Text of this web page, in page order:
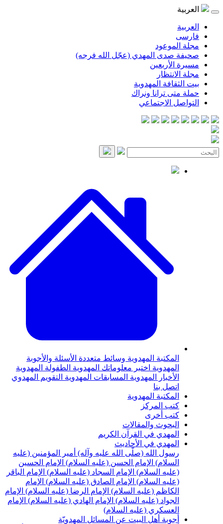
المهدي (عجّل الله فرجه)
المهدوية
ترانا ونراك
الاجتماعي
المهدويةوسائط متعددةالأسئلة والأجوبة
اختبر معلوماتك المهدويةالطفولة المهدوية
المهدويةالمسابقات المهدويةالتقويم المهدوي
المهدوية
والمقالات
في القرآن الكريم
في الأحاديث
الله (صلّى الله عليه وآله) أمير المؤمنين (عليه
الإمام الحسن (عليه السلام) الإمام الحسين
الإمام السجاد (عليه السلام) الإمام الباقر
الإمام الصادق (عليه السلام) الإمام
(عليه السلام) الإمام الرضا (عليه السلام) الإمام
(عليه السلام) الإمام الهادي (عليه السلام) الإمام
(عليه السلام)
أهل البيت عن المسائل المهدويّة